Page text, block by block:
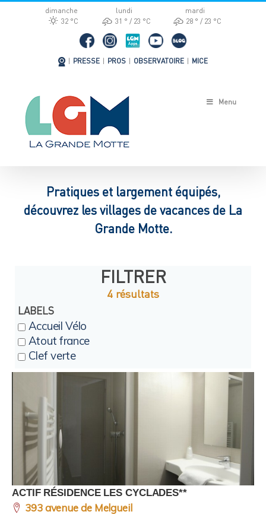
dimanche
32 °C
lundi
31 °
23 °C
mardi
28 °
23 °C
PRESSE PROS OBSERVATOIRE MICE
Menu
Pratiques et largement équipés,
découvrez les villages de vacances de La
Grande Motte.
FILTRER
4 résultats
LABELS
Accueil Vélo
Atout france
Clef verte
ACTIF RÉSIDENCE LES CYCLADES**
393 avenue de Melgueil